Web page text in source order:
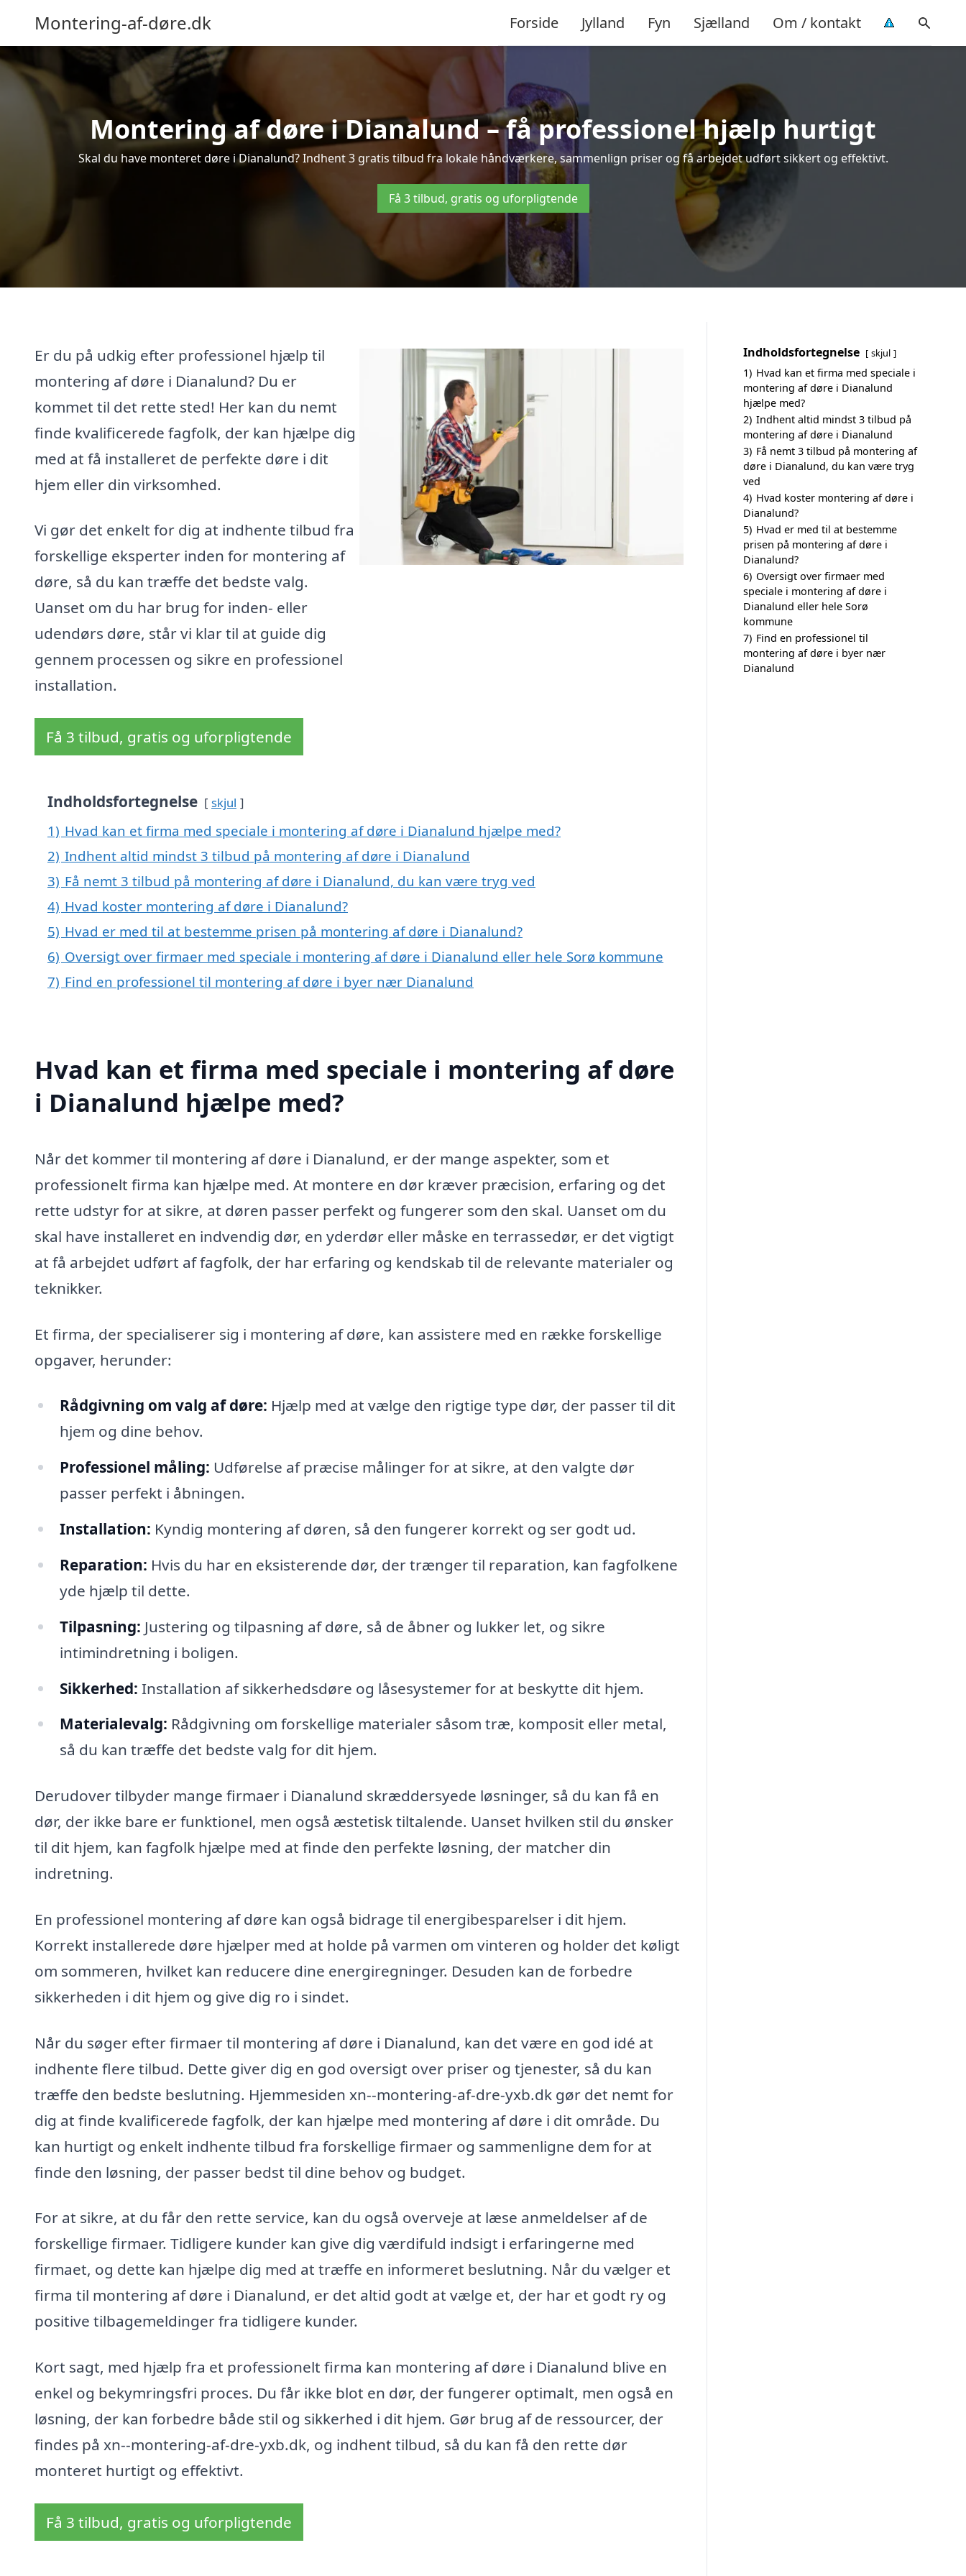
Montering-af-døre.dk Forside Jylland Fyn Sjælland Om / kontakt
Montering af døre i Dianalund – få professionel hjælp hurtigt
Skal du have monteret døre i Dianalund? Indhent 3 gratis tilbud fra lokale håndværkere, sammenlign priser og få arbejdet udført sikkert og effektivt.
Få 3 tilbud, gratis og uforpligtende
Er du på udkig efter professionel hjælp til
montering af døre i Dianalund? Du er
kommet til det rette sted! Her kan du nemt
finde kvalificerede fagfolk, der kan hjælpe dig
med at få installeret de perfekte døre i dit
hjem eller din virksomhed.
Vi gør det enkelt for dig at indhente tilbud fra
forskellige eksperter inden for montering af
døre, så du kan træffe det bedste valg.
Uanset om du har brug for inden- eller
udendørs døre, står vi klar til at guide dig
gennem processen og sikre en professionel
installation.
Få 3 tilbud, gratis og uforpligtende
Indholdsfortegnelse skjul
1) Hvad kan et firma med speciale i montering af døre i Dianalund hjælpe med?
2) Indhent altid mindst 3 tilbud på montering af døre i Dianalund
3) Få nemt 3 tilbud på montering af døre i Dianalund, du kan være tryg ved
4) Hvad koster montering af døre i Dianalund?
5) Hvad er med til at bestemme prisen på montering af døre i Dianalund?
6) Oversigt over firmaer med speciale i montering af døre i Dianalund eller hele Sorø kommune
7) Find en professionel til montering af døre i byer nær Dianalund
Hvad kan et firma med speciale i montering af døre
i Dianalund hjælpe med?
Når det kommer til montering af døre i Dianalund, er der mange aspekter, som et
professionelt firma kan hjælpe med. At montere en dør kræver præcision, erfaring og det
rette udstyr for at sikre, at døren passer perfekt og fungerer som den skal. Uanset om du
skal have installeret en indvendig dør, en yderdør eller måske en terrassedør, er det vigtigt
at få arbejdet udført af fagfolk, der har erfaring og kendskab til de relevante materialer og
teknikker.
Et firma, der specialiserer sig i montering af døre, kan assistere med en række forskellige
opgaver, herunder:
Rådgivning om valg af døre: Hjælp med at vælge den rigtige type dør, der passer til dit
hjem og dine behov.
Professionel måling: Udførelse af præcise målinger for at sikre, at den valgte dør
passer perfekt i åbningen.
Installation: Kyndig montering af døren, så den fungerer korrekt og ser godt ud.
Reparation: Hvis du har en eksisterende dør, der trænger til reparation, kan fagfolkene
yde hjælp til dette.
Tilpasning: Justering og tilpasning af døre, så de åbner og lukker let, og sikre
intimindretning i boligen.
Sikkerhed: Installation af sikkerhedsdøre og låsesystemer for at beskytte dit hjem.
Materialevalg: Rådgivning om forskellige materialer såsom træ, komposit eller metal,
så du kan træffe det bedste valg for dit hjem.
Derudover tilbyder mange firmaer i Dianalund skræddersyede løsninger, så du kan få en
dør, der ikke bare er funktionel, men også æstetisk tiltalende. Uanset hvilken stil du ønsker
til dit hjem, kan fagfolk hjælpe med at finde den perfekte løsning, der matcher din
indretning.
En professionel montering af døre kan også bidrage til energibesparelser i dit hjem.
Korrekt installerede døre hjælper med at holde på varmen om vinteren og holder det køligt
om sommeren, hvilket kan reducere dine energiregninger. Desuden kan de forbedre
sikkerheden i dit hjem og give dig ro i sindet.
Når du søger efter firmaer til montering af døre i Dianalund, kan det være en god idé at
indhente flere tilbud. Dette giver dig en god oversigt over priser og tjenester, så du kan
træffe den bedste beslutning. Hjemmesiden xn--montering-af-dre-yxb.dk gør det nemt for
dig at finde kvalificerede fagfolk, der kan hjælpe med montering af døre i dit område. Du
kan hurtigt og enkelt indhente tilbud fra forskellige firmaer og sammenligne dem for at
finde den løsning, der passer bedst til dine behov og budget.
For at sikre, at du får den rette service, kan du også overveje at læse anmeldelser af de
forskellige firmaer. Tidligere kunder kan give dig værdifuld indsigt i erfaringerne med
firmaet, og dette kan hjælpe dig med at træffe en informeret beslutning. Når du vælger et
firma til montering af døre i Dianalund, er det altid godt at vælge et, der har et godt ry og
positive tilbagemeldinger fra tidligere kunder.
Kort sagt, med hjælp fra et professionelt firma kan montering af døre i Dianalund blive en
enkel og bekymringsfri proces. Du får ikke blot en dør, der fungerer optimalt, men også en
løsning, der kan forbedre både stil og sikkerhed i dit hjem. Gør brug af de ressourcer, der
findes på xn--montering-af-dre-yxb.dk, og indhent tilbud, så du kan få den rette dør
monteret hurtigt og effektivt.
Få 3 tilbud, gratis og uforpligtende
Indholdsfortegnelse skjul
1) Hvad kan et firma med speciale i
montering af døre i Dianalund
hjælpe med?
2) Indhent altid mindst 3 tilbud på
montering af døre i Dianalund
3) Få nemt 3 tilbud på montering af
døre i Dianalund, du kan være tryg
ved
4) Hvad koster montering af døre i
Dianalund?
5) Hvad er med til at bestemme
prisen på montering af døre i
Dianalund?
6) Oversigt over firmaer med
speciale i montering af døre i
Dianalund eller hele Sorø
kommune
7) Find en professionel til
montering af døre i byer nær
Dianalund